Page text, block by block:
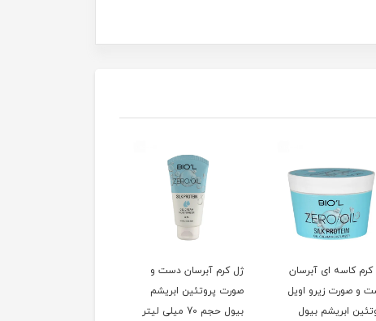
کرم کاسه ای آبرسان
و صورت زیرو اویل
ابریشم بیول
ژل کرم آبرسان دست و
صورت پروتئین ابریشم
بیول حجم 70 میلی لیتر